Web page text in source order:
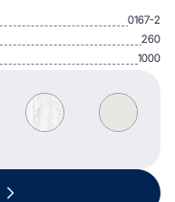
0167-2
260
1000